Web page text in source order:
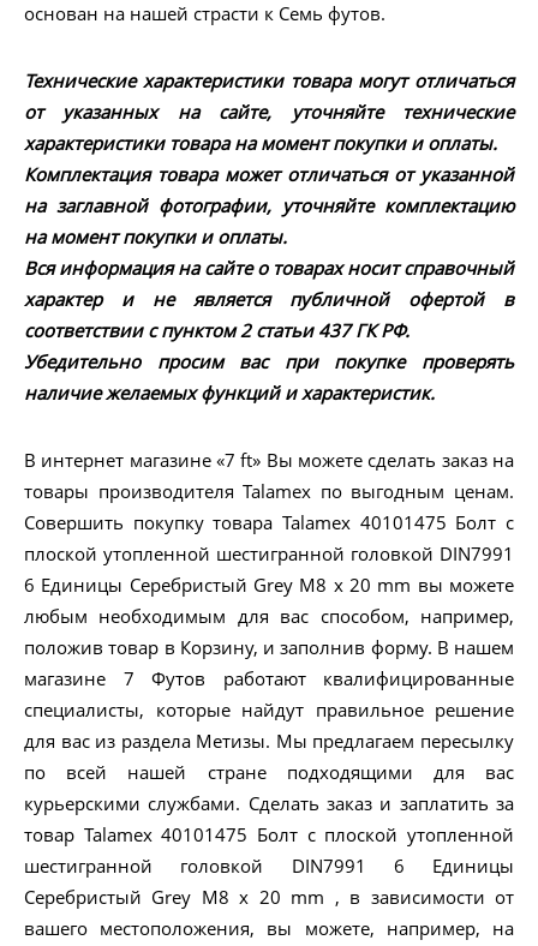
основан на нашей страсти к Семь футов.
Технические характеристики товара могут отличаться
от указанных на сайте, уточняйте технические
характеристики товара на момент покупки и оплаты.
Комплектация товара может отличаться от указанной
на заглавной фотографии, уточняйте комплектацию
на момент покупки и оплаты.
Вся информация на сайте о товарах носит справочный
характер и не является публичной офертой в
соответствии с пунктом 2 статьи 437 ГК РФ.
Убедительно просим вас при покупке проверять
наличие желаемых функций и характеристик.
В интернет магазине «7 ft» Вы можете сделать заказ на
товары производителя Talamex по выгодным ценам.
Совершить покупку товара Talamex 40101475 Болт с
плоской утопленной шестигранной головкой DIN7991
6 Единицы Серебристый Grey M8 x 20 mm вы можете
любым необходимым для вас способом, например,
положив товар в Корзину, и заполнив форму. В нашем
магазине 7 Футов работают квалифицированные
специалисты, которые найдут правильное решение
для вас из раздела Метизы. Мы предлагаем пересылку
по всей нашей стране подходящими для вас
курьерскими службами. Сделать заказ и заплатить за
товар Talamex 40101475 Болт с плоской утопленной
шестигранной головкой DIN7991 6 Единицы
Серебристый Grey M8 x 20 mm , в зависимости от
вашего местоположения, вы можете, например, на